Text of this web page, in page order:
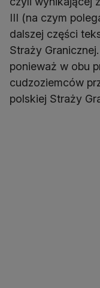
III (na czym
dalszej części
Straży
ponieważ w obu
cudzoziemców
polskiej Straży